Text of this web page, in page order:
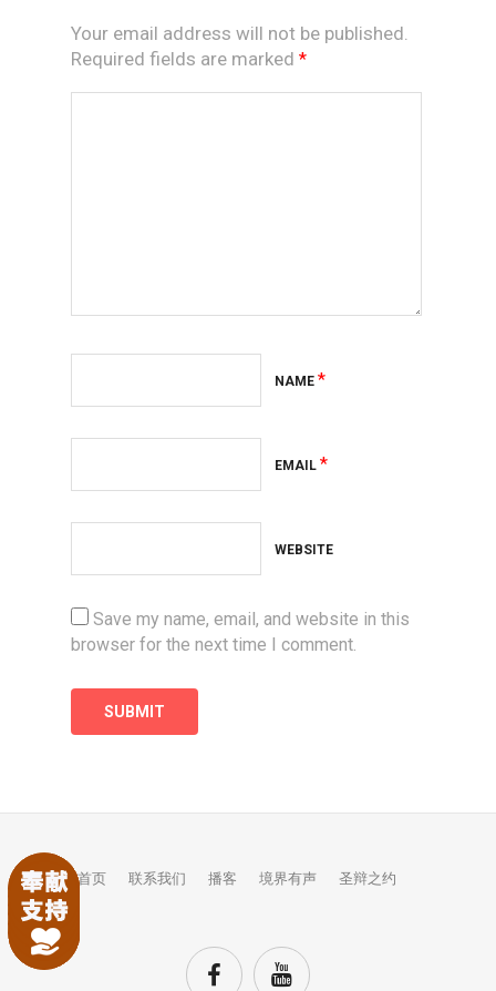
Your email address will not be published.
Required fields are marked *
NAME *
EMAIL *
WEBSITE
Save my name, email, and website in this
browser for the next time I comment.
首页 联系我们 播客 境界有声 圣辩之约